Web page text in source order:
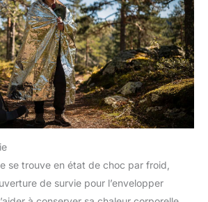
se trouve en état de choc par froid,
de survie pour l’envelopper